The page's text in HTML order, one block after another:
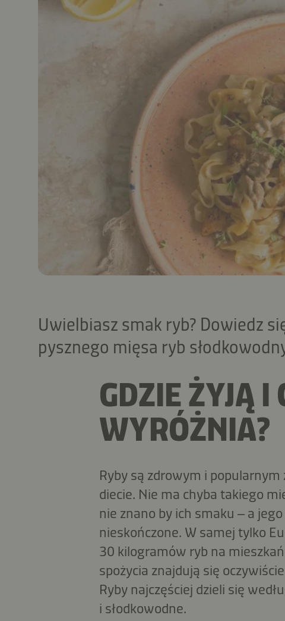
Uwielbiasz smak ryb? Dowiedz
pysznego mięsa ryb
GDZIE ŻYJĄ I
WYRÓŻNIA?
Ryby są zdrowym i popularnym
diecie. Nie ma chyba takiego
nie znano by ich smaku – a
nieskończone. W samej tylko
30 kilogramów ryb na
spożycia znajdują się
Ryby najczęściej dzieli się
i słodkowodne.